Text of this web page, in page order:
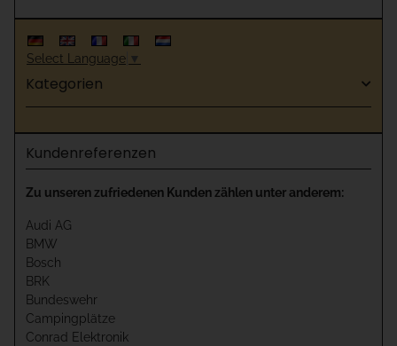
Select Language ▼
Kategorien
Kundenreferenzen
Zu unseren zufriedenen Kunden zählen unter anderem:
Audi AG
BMW
Bosch
BRK
Bundeswehr
Campingplätze
Conrad Elektronik